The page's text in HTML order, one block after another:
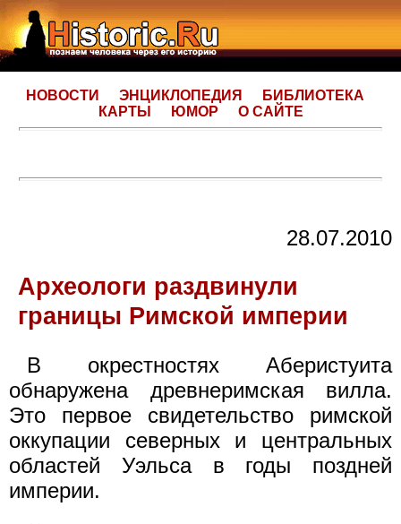
НОВОСТИ ЭНЦИКЛОПЕДИЯ
БИБЛИОТЕКА
КАРТЫ
ЮМОР О САЙТЕ
28.07.2010
Археологи раздвинули
границы Римской империи
В окрестностях Аберистуита
обнаружена древнеримская вилла.
Это первое свидетельство римской
оккупации северных и центральных
областей Уэльса в годы поздней
империи.